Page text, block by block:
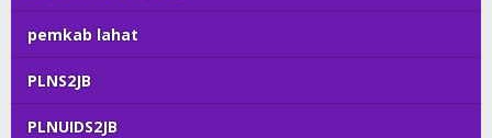
pemkab lahat
PLNS2JB
PLNUIDS2JB